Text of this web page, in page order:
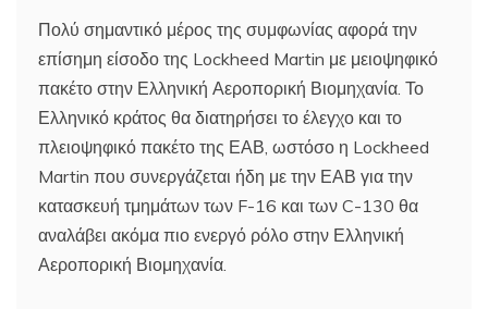
Πολύ σημαντικό μέρος της συμφωνίας αφορά την
επίσημη είσοδο της Lockheed Martin με μειοψηφικό
πακέτο στην Ελληνική Αεροπορική Βιομηχανία. Το
Ελληνικό κράτος θα διατηρήσει το έλεγχο και το
πλειοψηφικό πακέτο της ΕΑΒ, ωστόσο η Lockheed
Martin που συνεργάζεται ήδη με την ΕΑΒ για την
κατασκευή τμημάτων των F-16 και των C-130 θα
αναλάβει ακόμα πιο ενεργό ρόλο στην Ελληνική
Αεροπορική Βιομηχανία.